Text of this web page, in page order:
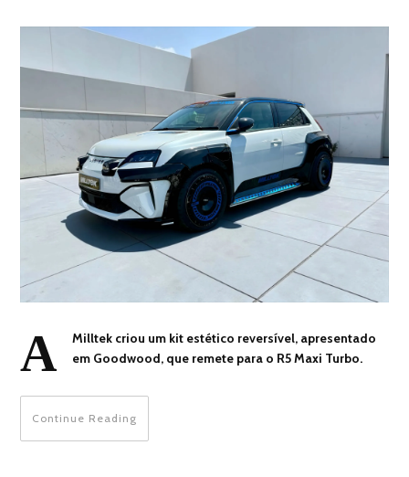
A
Milltek criou um kit estético reversível, apresentado
em Goodwood, que remete para o R5 Maxi Turbo.
Continue Reading